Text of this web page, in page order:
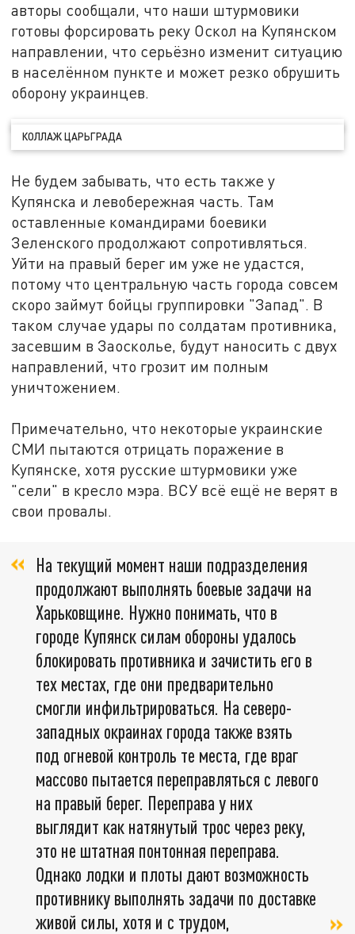
авторы сообщали, что наши штурмовики
готовы форсировать реку Оскол на Купянском
направлении, что серьёзно изменит ситуацию
в населённом пункте и может резко обрушить
оборону украинцев.
КОЛЛАЖ ЦАРЬГРАДА
Не будем забывать, что есть также у
Купянска и левобережная часть. Там
оставленные командирами боевики
Зеленского продолжают сопротивляться.
Уйти на правый берег им уже не удастся,
потому что центральную часть города совсем
скоро займут бойцы группировки "Запад". В
таком случае удары по солдатам противника,
засевшим в Заосколье, будут наносить с двух
направлений, что грозит им полным
уничтожением.
Примечательно, что некоторые украинские
СМИ пытаются отрицать поражение в
Купянске, хотя русские штурмовики уже
"сели" в кресло мэра. ВСУ всё ещё не верят в
свои провалы.
На текущий момент наши подразделения
продолжают выполнять боевые задачи на
Харьковщине. Нужно понимать, что в
городе Купянск силам обороны удалось
блокировать противника и зачистить его в
тех местах, где они предварительно
смогли инфильтрироваться. На северо-
западных окраинах города также взять
под огневой контроль те места, где враг
массово пытается переправляться с левого
на правый берег. Переправа у них
выглядит как натянутый трос через реку,
это не штатная понтонная переправа.
Однако лодки и плоты дают возможность
противнику выполнять задачи по доставке
живой силы, хотя и с трудом,